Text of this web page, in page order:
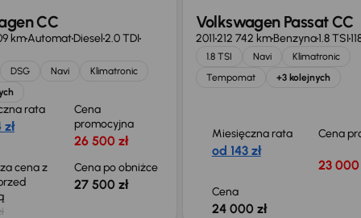
CC
kmAutomatDiesel2.0 TDI
DSG Navi
Klimatronic
rata
Cena
promocyjna
26 500 zł
cena z
Cena po obniżce
27 500 zł
Volkswagen Passat CC
2011212 742 kmBenzyna1.8 TSI
1.8 TSI Navi
Klimatronic
Tempomat
+3 kolejnych
Miesięczna rata
od 143 zł
Cena
23 000
Cena
24 000 zł